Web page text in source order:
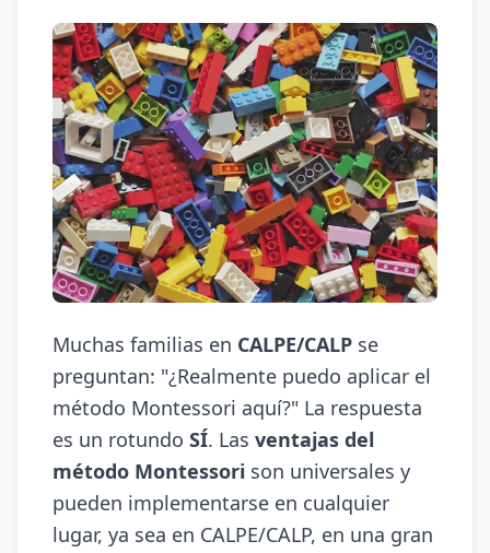
Muchas familias en CALPE/CALP se
preguntan: "¿Realmente puedo aplicar el
método Montessori aquí?" La respuesta
es un rotundo SÍ. Las ventajas del
método Montessori son universales y
pueden implementarse en cualquier
lugar, ya sea en CALPE/CALP, en una gran